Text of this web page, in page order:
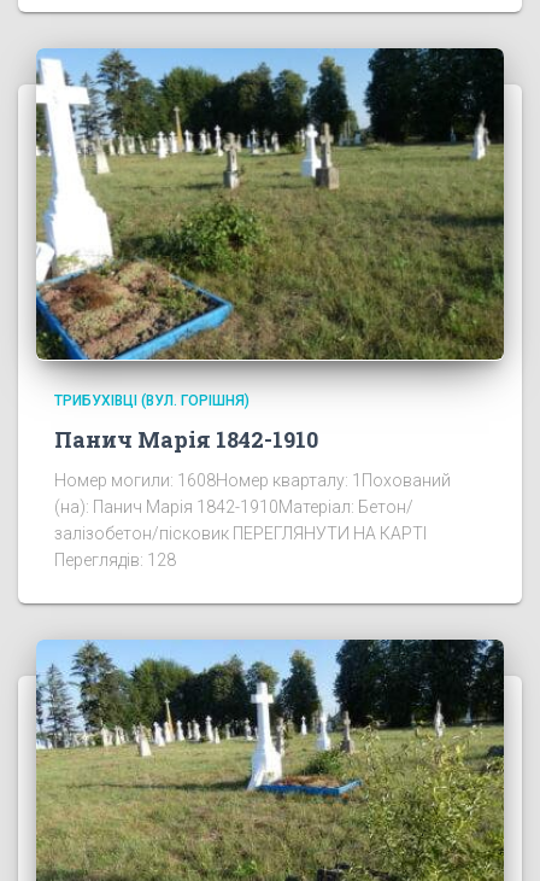
ТРИБУХІВЦІ (ВУЛ. ГОРІШНЯ)
Панич Марія 1842-1910
Номер могили: 1608Номер кварталу: 1Похований
(на): Панич Марія 1842-1910Матеріал: Бетон/
залізобетон/пісковик ПЕРЕГЛЯНУТИ НА КАРТІ
Переглядів: 128